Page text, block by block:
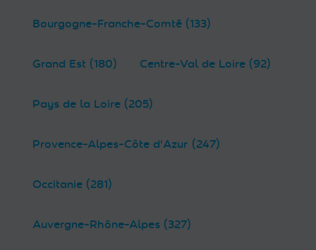
Bourgogne-Franche-Comté (133)
Grand Est (180) Centre-Val de Loire (92)
Pays de la Loire (205)
Provence-Alpes-Côte d'Azur (247)
Occitanie (281)
Auvergne-Rhône-Alpes (327)